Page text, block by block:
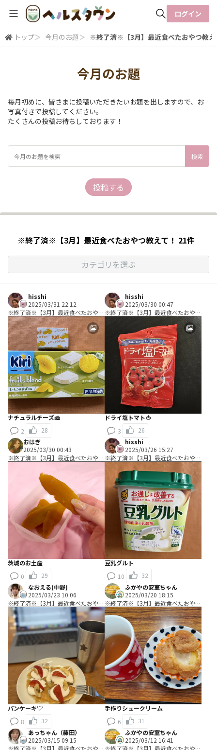
全体検索
ログイン
トップ＞ 今月のお題＞ ※終了済※【3月】最近食べたおやつ教え
今月のお題
毎月初めに、皆さまに投稿いただきたいお題を出しますので、お
写真付きで投稿してください。
たくさんの投稿お待ちしております！
投稿する
※終了済※【3月】最近食べたおやつ教えて！ 21件
カテゴリを選ぶ
hisshi
2025/03/31 22:12
※終了済※【3月】最近食べたおやつ
教えて！
ナチュラルチーズ🧀
2
28
hisshi
2025/03/30 00:47
※終了済※【3月】最近食べたおやつ
ドライ塩トマト🍅
3
26
おはぎ
2025/03/30 00:43
※終了済※【3月】最近食べたおやつ
茨城のお土産
0
29
hisshi
2025/03/26 15:27
※終了済※【3月】最近食べたおやつ
豆乳グルト
10
32
なおえる(中野)
2025/03/23 10:06
※終了済※【3月】最近食べたおやつ
教えて！
パンケーキ♡
8
32
ふかやの安室ちゃん
2025/03/20 18:15
※終了済※【3月】最近食べたおやつ
教えて！
手作りシュークリーム
6
31
あっちゃん（藤田）
2025/03/15 09:15
※終了済※【3月】最近食べたおやつ
ふかやの安室ちゃん
2025/03/12 16:41
※終了済※【3月】最近食べたおやつ